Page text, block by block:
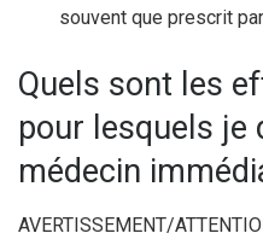
souvent que prescrit
Quels sont les
pour lesquels je
médecin
AVERTISSEMENT/